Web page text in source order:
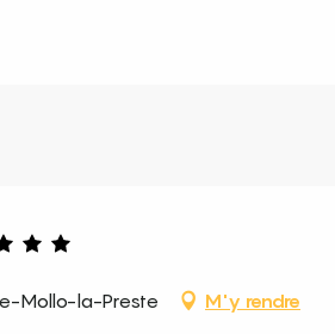
Mollo-la-Preste M'y rendre